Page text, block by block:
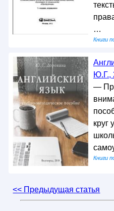
…
Книги
Ю.Г.,
—
круг
Книги
<< Предыдущая статья